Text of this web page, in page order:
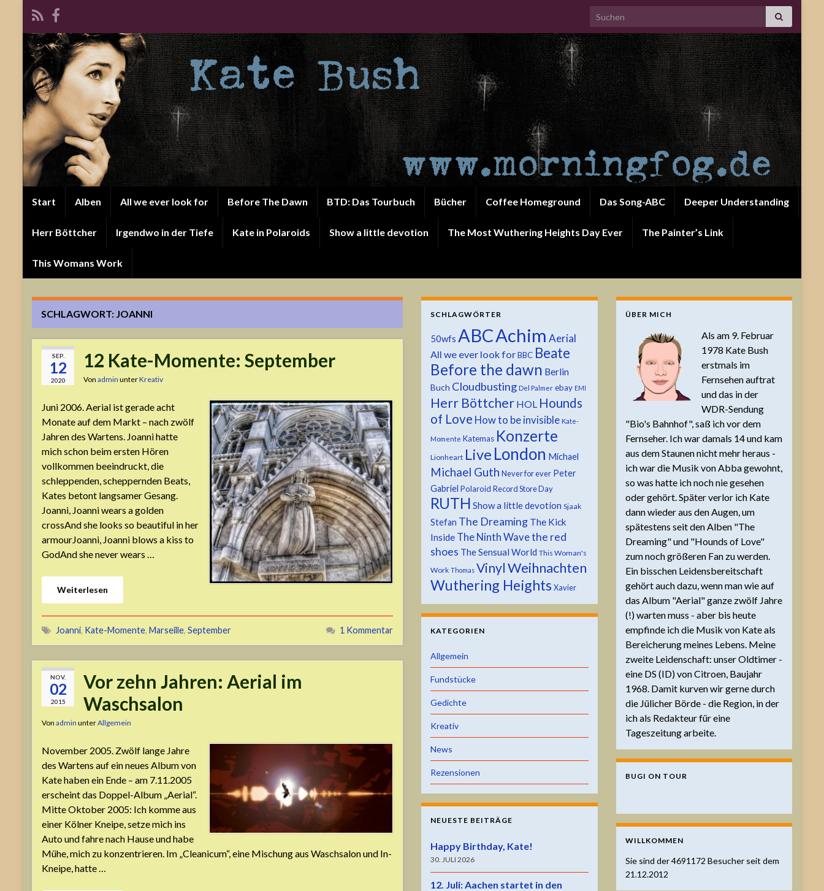
Search for:
Start Alben All we ever look for Before The Dawn BTD: Das Tourbuch Bücher Coffee Homeground Das Song-ABC Deeper Understanding
Herr Böttcher Irgendwo in der Tiefe Kate in Polaroids Show a little devotion The Most Wuthering Heights Day Ever The Painter’s Link
This Womans Work
SCHLAGWORT: JOANNI
SEP.
12
2020
12 Kate-Momente: September
Von admin unterKreativ
Juni 2006. Aerial ist gerade acht
Monate auf dem Markt – nach zwölf
Jahren des Wartens. Joanni hatte
mich schon beim ersten Hören
vollkommen beeindruckt, die
schleppenden, scheppernden Beats,
Kates betont langsamer Gesang.
Joanni, Joanni wears a golden
crossAnd she looks so beautiful in her
armourJoanni, Joanni blows a kiss to
GodAnd she never wears …
Weiterlesen
Joanni, Kate-Momente, Marseille, September 1 Kommentar
NOV.
02
2015
Vor zehn Jahren: Aerial im
Waschsalon
Von admin unterAllgemein
November 2005. Zwölf lange Jahre
des Wartens auf ein neues Album von
Kate haben ein Ende – am 7.11.2005
erscheint das Doppel-Album „Aerial“.
Mitte Oktober 2005: Ich komme aus
einer Kölner Kneipe, setze mich ins
Auto und fahre nach Hause und habe
Mühe, mich zu konzentrieren. Im „Cleanicum“, eine Mischung aus Waschsalon und In-
Kneipe, hatte …
SCHLAGWÖRTER
50wfs ABCAchim Aerial
All we ever look forBBC Beate
Before the dawn Berlin
Buch Cloudbusting Del Palmer ebay EMI
Herr Böttcher HOL Hounds
of Love How to be invisible Kate-
Momente Katemas Konzerte
Lionheart Live London Michael
Michael Guth Never for ever Peter
Gabriel Polaroid Record Store Day
RUTH Show a little devotion Sjaak
Stefan The Dreaming The Kick
Inside The Ninth Wavethe red
shoes The Sensual World This Woman's
Work Thomas VinylWeihnachten
Wuthering Heights Xavier
KATEGORIEN
Allgemein
Fundstücke
Gedichte
Kreativ
News
Rezensionen
NEUESTE BEITRÄGE
Happy Birthday, Kate!
30. JULI 2026
12. Juli: Aachen startet in den
ÜBER MICH
Als am 9. Februar
1978 Kate Bush
erstmals im
Fernsehen auftrat
und das in der
WDR-Sendung
"Bio's Bahnhof", saß ich vor dem
Fernseher. Ich war damals 14 und kam
aus dem Staunen nicht mehr heraus -
ich war die Musik von Abba gewohnt,
so was hatte ich noch nie gesehen
oder gehört. Später verlor ich Kate
dann wieder aus den Augen, um
spätestens seit den Alben "The
Dreaming" und "Hounds of Love"
zum noch größeren Fan zu werden.
Ein bisschen Leidensbereitschaft
gehört auch dazu, wenn man wie auf
das Album "Aerial" ganze zwölf Jahre
(!) warten muss - aber bis heute
empfinde ich die Musik von Kate als
Bereicherung meines Lebens. Meine
zweite Leidenschaft: unser Oldtimer -
eine DS (ID) von Citroen, Baujahr
1968. Damit kurven wir gerne durch
die Jülicher Börde - die Region, in der
ich als Redakteur für eine
Tageszeitung arbeite.
BUGI ON TOUR
WILLKOMMEN
Sie sind der4691172 Besucher seit dem
21.12.2012